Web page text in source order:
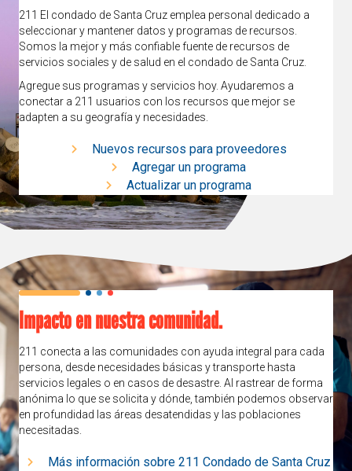
211 El condado de Santa Cruz emplea personal dedicado a
seleccionar y mantener datos y programas de recursos.
Somos la mejor y más confiable fuente de recursos de
servicios sociales y de salud en el condado de Santa Cruz.
Agregue sus programas y servicios hoy. Ayudaremos a
conectar a 211 usuarios con los recursos que mejor se
adapten a su geografía y necesidades.
Nuevos recursos para proveedores
Agregar un programa
Actualizar un programa
Impacto en nuestra comunidad.
211 conecta a las comunidades con ayuda integral para cada
persona, desde necesidades básicas y transporte hasta
servicios legales o en casos de desastre. Al rastrear de forma
anónima lo que se solicita y dónde, también podemos observar
en profundidad las áreas desatendidas y las poblaciones
necesitadas.
Más información sobre 211 Condado de Santa Cruz